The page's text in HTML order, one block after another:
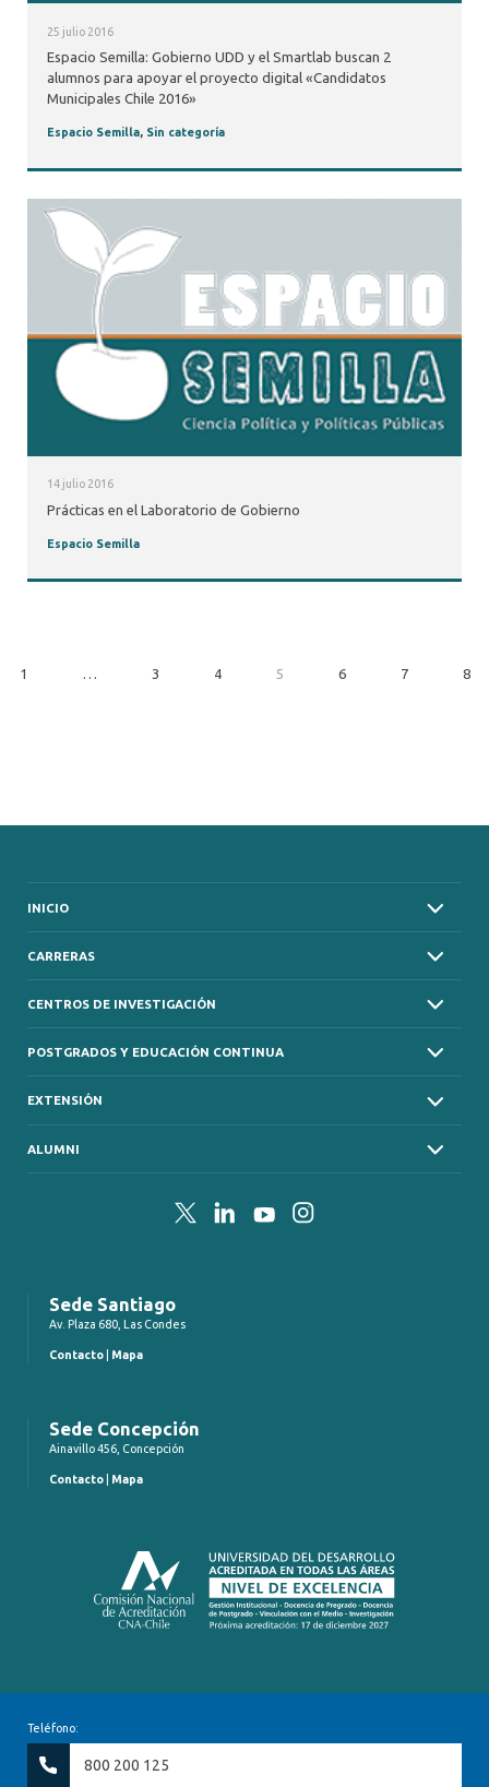
25 julio 2016
Espacio Semilla: Gobierno UDD y el Smartlab buscan 2
alumnos para apoyar el proyecto digital «Candidatos
Municipales Chile 2016»
Espacio Semilla, Sin categoría
14 julio 2016
Prácticas en el Laboratorio de Gobierno
Espacio Semilla
1 … 3 4 5 6 7 8
INICIO
CARRERAS
CENTROS DE INVESTIGACIÓN
POSTGRADOS Y EDUCACIÓN CONTINUA
EXTENSIÓN
ALUMNI
TwitterLinkedInYouTubeInstagram
Sede Santiago
Av. Plaza 680, Las Condes
Contacto Mapa
Sede Concepción
Ainavillo 456, Concepción
Contacto Mapa
Teléfono:
800 200 125